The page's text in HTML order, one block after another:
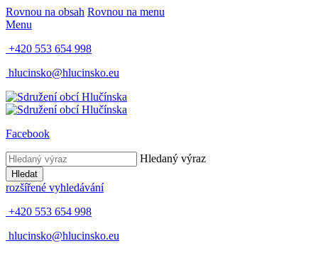
Rovnou na obsah Rovnou na menu
Menu
+420 553 654 998
hlucinsko@hlucinsko.eu
Facebook
Hledaný výraz
Hledat
rozšířené vyhledávání
+420 553 654 998
hlucinsko@hlucinsko.eu